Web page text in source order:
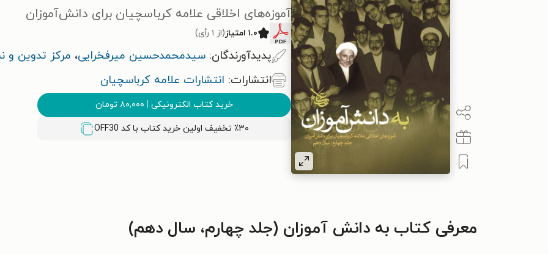
آموزه‌های اخلاقی علامه کرباسچیان برای دانش‌آموزان
۱.۰ امتیاز (از ۱ رأی)
پدیدآورندگان: سیدمحمدحسین میرفخرایی، مرکز تدوین و
انتشارات: انتشارات علامه کرباسچیان
خرید کتاب الکترونیکی | ۸۰,۰۰۰ تومان
٪۳۰ تخفیف اولین خرید کتاب با کد OFF30
معرفی کتاب به دانش آموزان (جلد چهارم، سال دهم)